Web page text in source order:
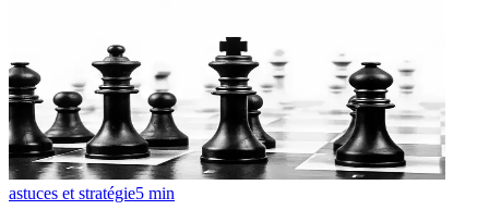
astuces et stratégie5 min